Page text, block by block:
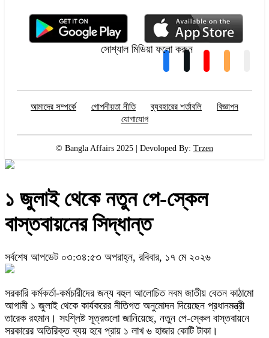
সোশ্যাল মিডিয়া ফলো করুন
আমাদের সম্পর্কে গোপনীয়তা নীতি ব্যবহারের শর্তাবলি
বিজ্ঞাপন
যোগাযোগ
© Bangla Affairs 2025 | Devoloped By: Trzen
১ জুলাই থেকে নতুন পে-স্কেল
বাস্তবায়নের সিদ্ধান্ত
সর্বশেষ আপডেট ০৩:৩৪:৫৩ অপরাহ্ন, রবিবার, ১৭ মে ২০২৬
সরকারি কর্মকর্তা-কর্মচারীদের জন্য বহুল আলোচিত নবম জাতীয় বেতন কাঠামো
আগামী ১ জুলাই থেকে কার্যকরের নীতিগত অনুমোদন দিয়েছেন প্রধানমন্ত্রী
তারেক রহমান। সংশ্লিষ্ট সূত্রগুলো জানিয়েছে, নতুন পে-স্কেল বাস্তবায়নে
সরকারের অতিরিক্ত ব্যয় হবে প্রায় ১ লাখ ৬ হাজার কোটি টাকা।